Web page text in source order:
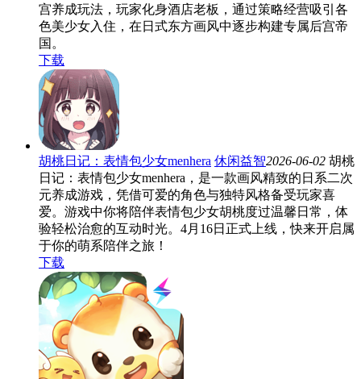
宫养成玩法，玩家化身酒店老板，通过策略经营吸引各
色美少女入住，在日式东方画风中逐步构建专属后宫帝
国。
下载
胡桃日记：表情包少女menhera 休闲益智2026-06-02 胡桃
日记：表情包少女menhera，是一款画风精致的日系二次
元养成游戏，凭借可爱的角色与独特风格备受玩家喜
爱。游戏中你将陪伴表情包少女胡桃度过温馨日常，体
验轻松治愈的互动时光。4月16日正式上线，快来开启属
于你的萌系陪伴之旅！
下载